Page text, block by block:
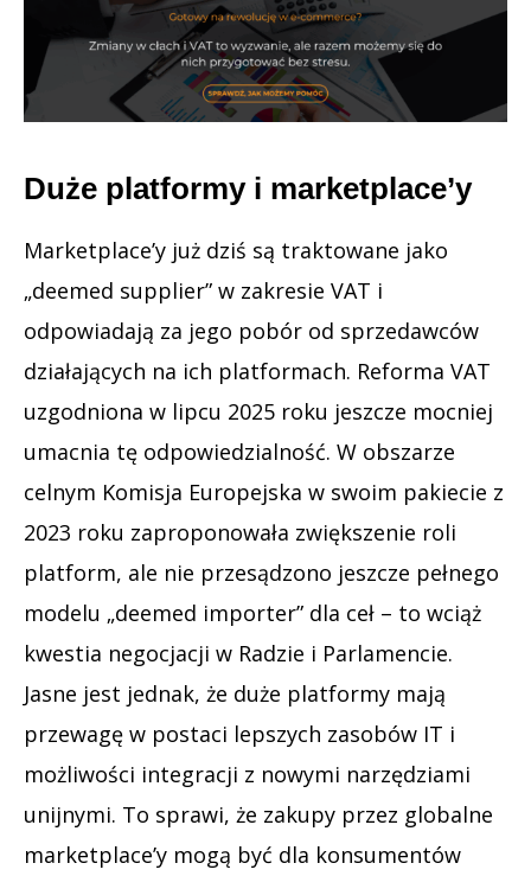
Duże platformy i marketplace’y
Marketplace’y już dziś są traktowane jako
„deemed supplier” w zakresie VAT i
odpowiadają za jego pobór od sprzedawców
działających na ich platformach. Reforma VAT
uzgodniona w lipcu 2025 roku jeszcze mocniej
umacnia tę odpowiedzialność. W obszarze
celnym Komisja Europejska w swoim pakiecie z
2023 roku zaproponowała zwiększenie roli
platform, ale nie przesądzono jeszcze pełnego
modelu „deemed importer” dla ceł – to wciąż
kwestia negocjacji w Radzie i Parlamencie.
Jasne jest jednak, że duże platformy mają
przewagę w postaci lepszych zasobów IT i
możliwości integracji z nowymi narzędziami
unijnymi. To sprawi, że zakupy przez globalne
marketplace’y mogą być dla konsumentów